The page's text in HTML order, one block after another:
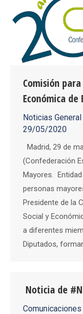
Comisión
Económica de
Noticias General
29/05/2020
Madrid, 29 de
(Confederación
Mayores.
personas
Presidente de la
Social y
a diferentes
Diputados,
Noticia de
Comunicaciones